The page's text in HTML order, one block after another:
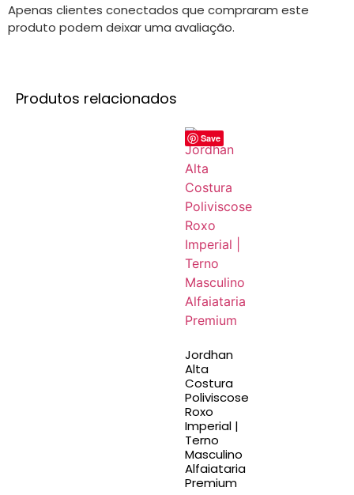
Apenas clientes conectados que compraram este
produto podem deixar uma avaliação.
Produtos relacionados
Save
Jordhan
Alta
Costura
Poliviscose
Roxo
Imperial |
Terno
Masculino
Alfaiataria
Premium